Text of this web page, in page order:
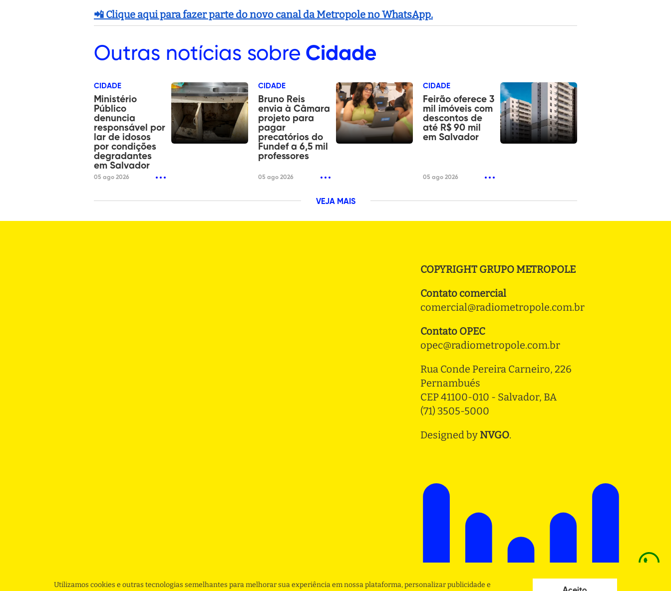
📲 Clique aqui para fazer parte do novo canal da Metropole no WhatsApp.
Outras notícias sobre Cidade
CIDADE
Ministério
Público
denuncia
responsável por
lar de idosos
por condições
degradantes
em Salvador
05 ago 2026
CIDADE
Bruno Reis
envia à Câmara
projeto para
pagar
precatórios do
Fundef a 6,5 mil
professores
05 ago 2026
CIDADE
Feirão oferece 3
mil imóveis com
descontos de
até R$ 90 mil
em Salvador
05 ago 2026
VEJA MAIS
COPYRIGHT GRUPO METROPOLE
Contato comercial
comercial@radiometropole.com.br
Contato OPEC
opec@radiometropole.com.br
Rua Conde Pereira Carneiro, 226
Pernambués
CEP 41100-010 - Salvador, BA
(71) 3505-5000
Designed by NVGO.
Utilizamos cookies e outras tecnologias semelhantes para melhorar sua experiência em nossa plataforma, personalizar publicidade e